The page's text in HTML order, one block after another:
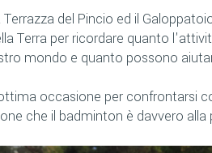
del Pincio ed il
Terra per ricordare quanto
mondo e quanto possono
occasione per confrontarsi
che il badminton è davvero